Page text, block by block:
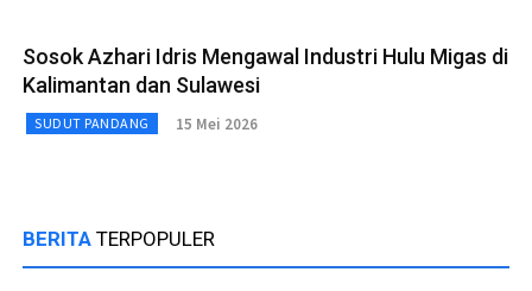
Sosok Azhari Idris Mengawal Industri Hulu Migas di
Kalimantan dan Sulawesi
SUDUT PANDANG 15 Mei 2026
BERITA TERPOPULER